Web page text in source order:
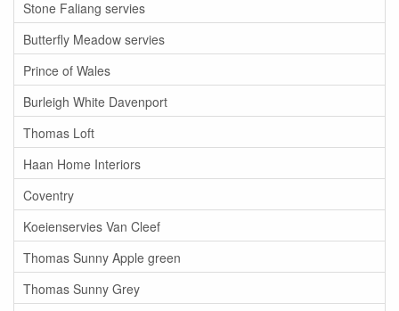
Stone Faliang servies
Butterfly Meadow servies
Prince of Wales
Burleigh White Davenport
Thomas Loft
Haan Home Interiors
Coventry
Koeienservies Van Cleef
Thomas Sunny Apple green
Thomas Sunny Grey